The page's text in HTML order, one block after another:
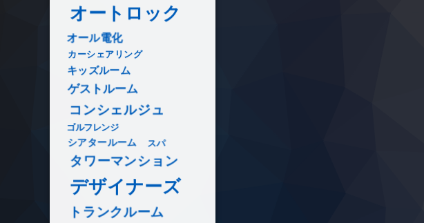
オートロック
オール電化
カーシェアリング
キッズルーム
ゲストルーム
コンシェルジュ
ゴルフレンジ
シアタールーム スパ
タワーマンション
デザイナーズ
トランクルーム